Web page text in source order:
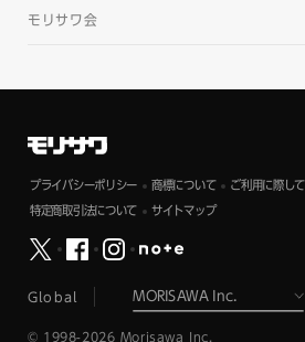
モリサワ会
プライバシーポリシー 商標について ご利用に際して
特定商取引法について サイトマップ
Global
© 1998-2026 Morisawa Inc.